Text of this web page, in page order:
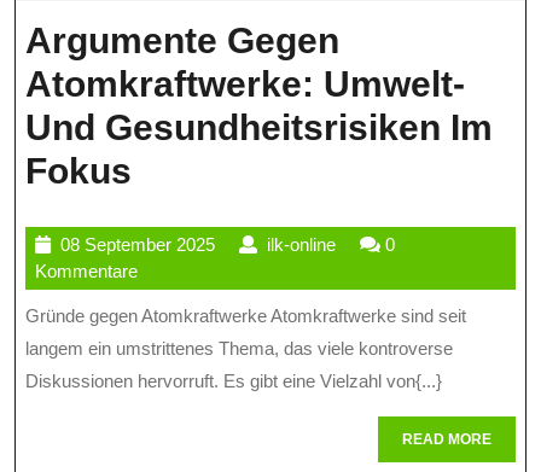
Regulierung
Und
Überwachung
Argumente Gegen
Atomkraftwerke: Umwelt-
Und Gesundheitsrisiken Im
Fokus
Atomkraftwerke:
Umwelt-
Und
Gesundheitsrisiken
08 September 202508
2025
ilk-onlineilk-
0
Kommentare
Gründe gegen Atomkraftwerke Atomkraftwerke sind seit
langem ein umstrittenes Thema, das viele kontroverse
Diskussionen hervorruft. Es gibt eine Vielzahl von{...}
READ MOREREAD
MORE